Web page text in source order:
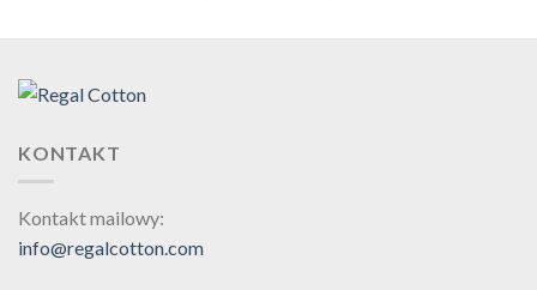
wariantów.
stronie
produktu
KONTAKT
Kontakt mailowy:
info@regalcotton.com